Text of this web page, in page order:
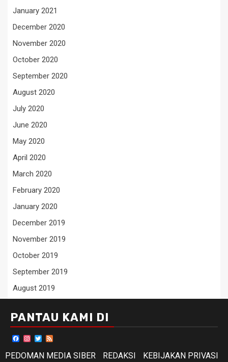
January 2021
December 2020
November 2020
October 2020
September 2020
August 2020
July 2020
June 2020
May 2020
April 2020
March 2020
February 2020
January 2020
December 2019
November 2019
October 2019
September 2019
August 2019
PANTAU KAMI DI
Facebook
Instagram
Twitter
PEDOMAN MEDIA SIBER
REDAKSI KEBIJAKAN PRIVASI